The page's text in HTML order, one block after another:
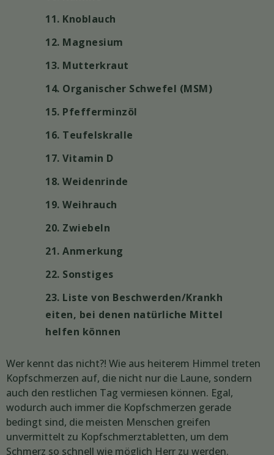
11. Knoblauch
12. Magnesium
13. Mutterkraut
14. Organischer Schwefel (MSM)
15. Pfefferminzöl
16. Teufelskralle
17. Vitamin D
18. Weidenrinde
19. Weihrauch
20. Zwiebeln
21. Anmerkung
22. Sonstiges
23. Liste von Beschwerden/Krankh
eiten, bei denen natürliche Mittel
helfen können
Wer kennt das nicht?! Wie aus heiterem Himmel treten
Kopfschmerzen auf, die nicht nur die Laune, sondern
auch den restlichen Tag vermiesen können. Egal,
wodurch auch immer die Kopfschmerzen gerade
bedingt sind, die meisten Menschen greifen
unvermittelt zu Kopfschmerztabletten, um dem
Schmerz so schnell wie möglich Herr zu werden.